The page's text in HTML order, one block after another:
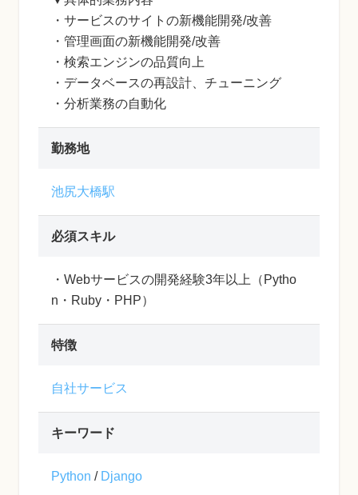
・サービスのサイトの新機能開発/改善
・管理画面の新機能開発/改善
・検索エンジンの品質向上
・データベースの再設計、チューニング
・分析業務の自動化
勤務地
池尻大橋駅
必須スキル
・Webサービスの開発経験3年以上（Pytho
n・Ruby・PHP）
特徴
自社サービス
キーワード
Python / Django